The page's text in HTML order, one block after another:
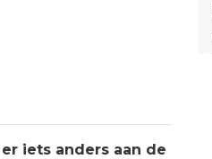
iets anders aan de